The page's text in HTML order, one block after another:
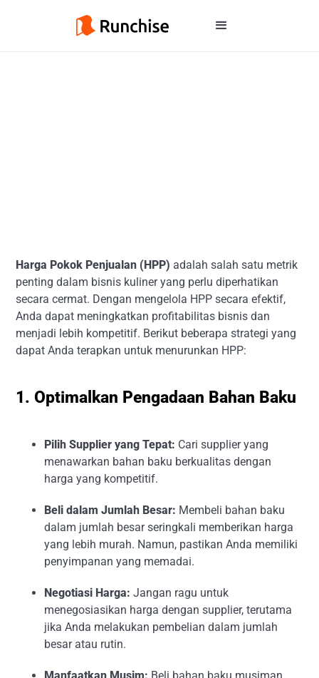
Harga Pokok Penjualan (HPP) adalah salah satu metrik
penting dalam bisnis kuliner yang perlu diperhatikan
secara cermat. Dengan mengelola HPP secara efektif,
Anda dapat meningkatkan profitabilitas bisnis dan
menjadi lebih kompetitif. Berikut beberapa strategi yang
dapat Anda terapkan untuk menurunkan HPP:
1. Optimalkan Pengadaan Bahan Baku
Pilih Supplier yang Tepat: Cari supplier yang
menawarkan bahan baku berkualitas dengan
harga yang kompetitif.
Beli dalam Jumlah Besar: Membeli bahan baku
dalam jumlah besar seringkali memberikan harga
yang lebih murah. Namun, pastikan Anda memiliki
penyimpanan yang memadai.
Negotiasi Harga: Jangan ragu untuk
menegosiasikan harga dengan supplier, terutama
jika Anda melakukan pembelian dalam jumlah
besar atau rutin.